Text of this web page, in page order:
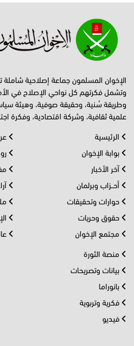
الإخوان المسلمون جماعة إصلاحية شاملة
وتشمل فكرتهم كل نواحي الإصلاح في
وطريقة سُنية، وحقيقة صوفية، وهيئة
علمية ثقافية، وشركة اقتصادية، وفكرة
الرئيسية
بوابة الإخوان
آخر الأخبار
أحــزاب وبرلمان
حوارات وتحقيقات
حقوق وحريات
مجتمع الإخوان
منصة الثورة
بيانات وتصريحات
بانوراما
فكرية وتربوية
فيديو